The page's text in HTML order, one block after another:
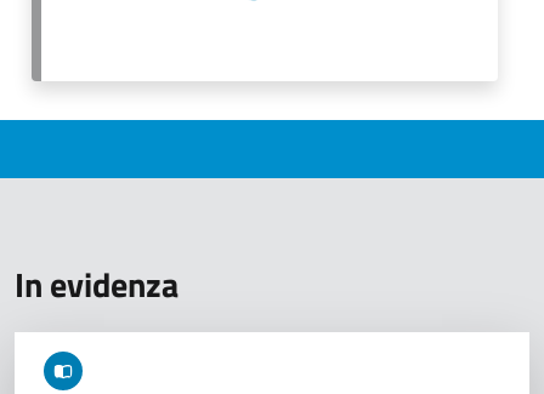
In evidenza